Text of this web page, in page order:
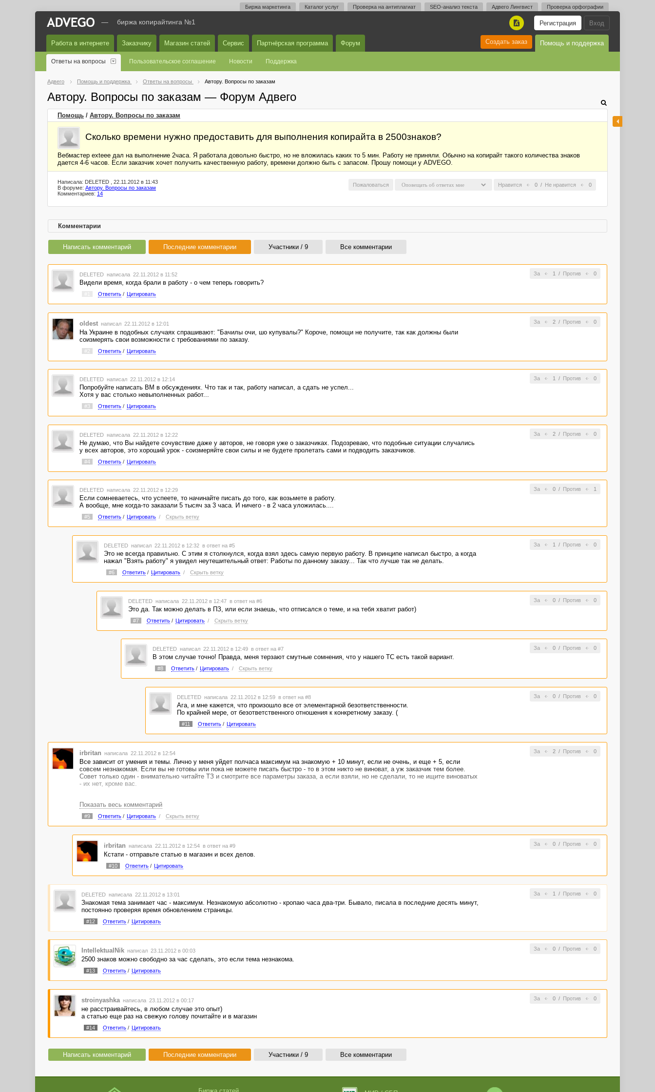
Биржа маркетинга Каталог услуг Проверка на антиплагиат SEO-анализ текста Адвего Лингвист Проверка орфографии
Вход
Регистрация
A
— биржа копирайтинга №1
Работа в интернете Заказчику Магазин статей Сервис Партнёрская программа Форум Помощь и поддержка
Создать заказ
Ответы на вопросы Пользовательское соглашение Новости Поддержка
Адвего Помощь и поддержка Ответы на вопросы Автору. Вопросы по заказам
Автору. Вопросы по заказам — Форум Адвего
Помощь / Автору. Вопросы по заказам
Сколько времени нужно предоставить для выполнения копирайта в 2500знаков?
Вебмастер exteee дал на выполнение 2часа. Я работала довольно быстро, но не вложилась каких то 5 мин. Работу не приняли. Обычно на копирайт такого количества знаков
дается 4-6 часов. Если заказчик хочет получить качественную работу, времени должно быть с запасом. Прошу помощи у ADVEGO.
Нравится 0 / Не нравится 0
Пожаловаться
Написала: DELETED , 22.11.2012 в 11:43
В форуме: Автору. Вопросы по заказам
Комментариев: 14
Комментарии
Написать комментарий Последние комментарии Участники / 9 Все комментарии
За 1 / Против 0
DELETED написала 22.11.2012 в 11:52
Видели время, когда брали в работу - о чем теперь говорить?
Ответить/ Цитировать
За 2/ Против 0
oldest написал 22.11.2012 в 12:01
На Украине в подобных случаях спрашивают: "Бачилы очи, шо купувалы?" Короче, помощи не получите, так как должны были
соизмерять свои возможности с требованиями по заказу.
#2 Ответить/ Цитировать
За 1 / Против 0
DELETED написал 22.11.2012 в 12:14
Попробуйте написать ВМ в обсуждениях. Что так и так, работу написал, а сдать не успел...
Хотя у вас столько невыполненных работ...
#3 Ответить/ Цитировать
За 2/ Против 0
DELETED написала 22.11.2012 в 12:22
Не думаю, что Вы найдете сочувствие даже у авторов, не говоря уже о заказчиках. Подозреваю, что подобные ситуации случались
у всех авторов, это хороший урок - соизмеряйте свои силы и не будете пролетать сами и подводить заказчиков.
#4 Ответить/ Цитировать
За 0/ Против 1
DELETED написала 22.11.2012 в 12:29
Если сомневаетесь, что успеете, то начинайте писать до того, как возьмете в работу.
А вообще, мне когда-то заказали 5 тысяч за 3 часа. И ничего - в 2 часа уложилась....
#5 Ответить/ Цитировать / Скрыть ветку
За 1 / Против 0
DELETED написал 22.11.2012 в 12:32 в ответ на #5
Это не всегда правильно. С этим я столкнулся, когда взял здесь самую первую работу. В принципе написал быстро, а когда
нажал "Взять работу" я увидел неутешительный ответ: Работы по данному заказу... Так что лучше так не делать.
#6 Ответить/ Цитировать / Скрыть ветку
За 0/ Против 0
DELETED написала 22.11.2012 в 12:47 в ответ на #6
Это да. Так можно делать в ПЗ, или если знаешь, что отписался о теме, и на тебя хватит работ)
#7 Ответить/ Цитировать / Скрыть ветку
За 0/ Против 0
DELETED написал 22.11.2012 в 12:49 в ответ на #7
В этом случае точно! Правда, меня терзают смутные сомнения, что у нашего ТС есть такой вариант.
#8 Ответить/ Цитировать / Скрыть ветку
За 0/ Против 0
DELETED написала 22.11.2012 в 12:59 в ответ на #8
Ага, и мне кажется, что произошло все от элементарной безответственности.
По крайней мере, от безответственного отношения к конкретному заказу. (
#11 Ответить/ Цитировать
За 2/ Против 0
irbritan написала 22.11.2012 в 12:54
Все зависит от умения и темы. Лично у меня уйдет полчаса максимум на знакомую + 10 минут, если не очень, и еще + 5, если
совсем незнакомая. Если вы не готовы или пока не можете писать быстро - то в этом никто не виноват, а уж заказчик тем более.
Совет только один - внимательно читайте ТЗ и смотрите все параметры заказа, а если взяли, но не сделали, то не ищите виноватых
- их нет, кроме вас.
Показать весь комментарий
#9 Ответить/ Цитировать / Скрыть ветку
За 0/ Против 0
irbritan написала 22.11.2012 в 12:54 в ответ на #9
Кстати - отправьте статью в магазин и всех делов.
#10 Ответить/ Цитировать
За 1 / Против 0
DELETED написала 22.11.2012 в 13:01
Знакомая тема занимает час - максимум. Незнакомую абсолютно - кропаю часа два-три. Бывало, писала в последние десять минут,
постоянно проверяя время обновлением страницы.
#12 Ответить/ Цитировать
За 0/ Против 0
IntellektualNik написал 23.11.2012 в 00:03
2500 знаков можно свободно за час сделать, это если тема незнакома.
#13 Ответить/ Цитировать
За 0/ Против 0
stroinyashka написала 23.11.2012 в 00:17
не расстраивайтесь, в любом случае это опыт)
а статью еще раз на свежую голову почитайте и в магазин
#14 Ответить/ Цитировать
Написать комментарий Последние комментарии Участники / 9 Все комментарии